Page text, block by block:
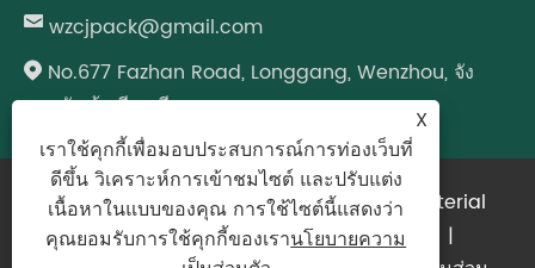
wzcjpack@gmail.com
No.677 Fazhan Road, Longgang, Wenzhou, จัง
หวัดเจ้อเจียง, จีน
ลิขสิทธิ์ © 2024 Zhejiang Bimashi New Material
Technology Co.,Ltd. สงวนลิขสิทธิ์.Links
|
X
เราใช้คุกกี้เพื่อมอบประสบการณ์การท่องเว็บที่
ดีขึ้น วิเคราะห์การเข้าชมไซต์ และปรับแต่ง
เนื้อหาในแบบของคุณ การใช้ไซต์นี้แสดงว่า
คุณยอมรับการใช้คุกกี้ของเรานโยบายความ